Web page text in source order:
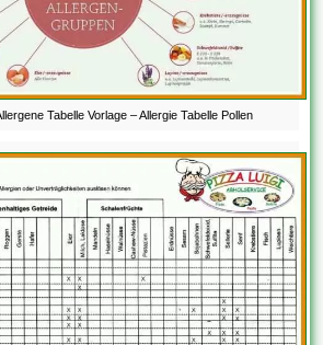
Tabelle Vorlage – Allergie Tabelle Pollen